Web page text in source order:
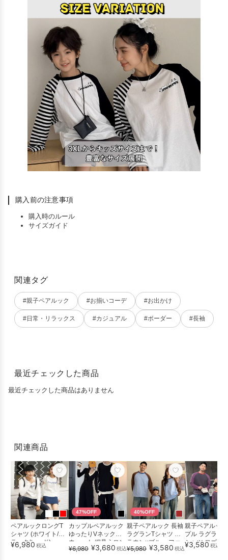
購入前の注意事項
購入時のルール
サイズガイド
関連タグ
#親子ペアルック #お揃いコーデ #お出かけ
#日常・リラックス #カジュアル #ボーダー #長袖
最近チェックした商品
最近チェックした商品はありません
関連商品
ペアルックロングT
シャツ (ホワイト/ブ
ラック/レッド)
¥6,980 税込
47%OFF
カップルペアルック
ゆったりVネックス
ウェット 細見えロン
グワン...
¥6,980 ¥3,680 税込
40%OFF
親子ペアルック 長袖
ラグランTシャツ ブ
ラウン×ブルー ファ
ミリー...
¥5,980 ¥3,580 税込
親子ペアルッ
プル ラグラン
シャツ ロゴ入
ゃ...
¥3,580 税込